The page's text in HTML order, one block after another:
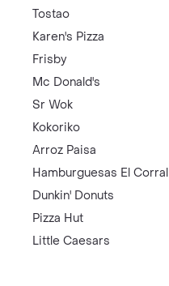
Tostao
Karen's Pizza
Frisby
Mc Donald's
Sr Wok
Kokoriko
Arroz Paisa
Hamburguesas El Corral
Dunkin' Donuts
Pizza Hut
Little Caesars